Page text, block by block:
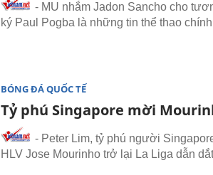
- MU nhắm Jadon Sancho cho
ký Paul Pogba là những tin thể thao
BÓNG ĐÁ QUỐC TẾ
Tỷ phú Singapore mời
- Peter Lim, tỷ phú người
HLV Jose Mourinho trở lại La Liga dẫn